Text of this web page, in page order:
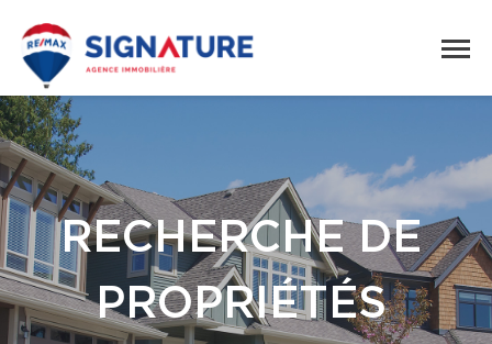
RECHERCHE DE
PROPRIÉTÉS